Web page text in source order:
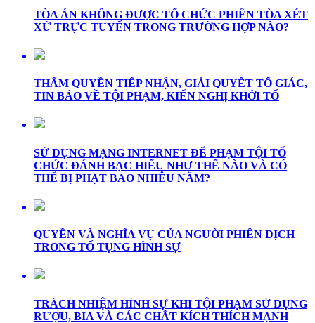
TÒA ÁN KHÔNG ĐƯỢC TỔ CHỨC PHIÊN TÒA XÉT
XỬ TRỰC TUYẾN TRONG TRƯỜNG HỢP NÀO?
THẨM QUYỀN TIẾP NHẬN, GIẢI QUYẾT TỐ GIÁC,
TIN BÁO VỀ TỘI PHẠM, KIẾN NGHỊ KHỞI TỐ
SỬ DỤNG MẠNG INTERNET ĐỂ PHẠM TỘI TỔ
CHỨC ĐÁNH BẠC HIỂU NHƯ THẾ NÀO VÀ CÓ
THỂ BỊ PHẠT BAO NHIÊU NĂM?
QUYỀN VÀ NGHĨA VỤ CỦA NGƯỜI PHIÊN DỊCH
TRONG TỐ TỤNG HÌNH SỰ
TRÁCH NHIỆM HÌNH SỰ KHI TỘI PHẠM SỬ DỤNG
RƯỢU, BIA VÀ CÁC CHẤT KÍCH THÍCH MẠNH